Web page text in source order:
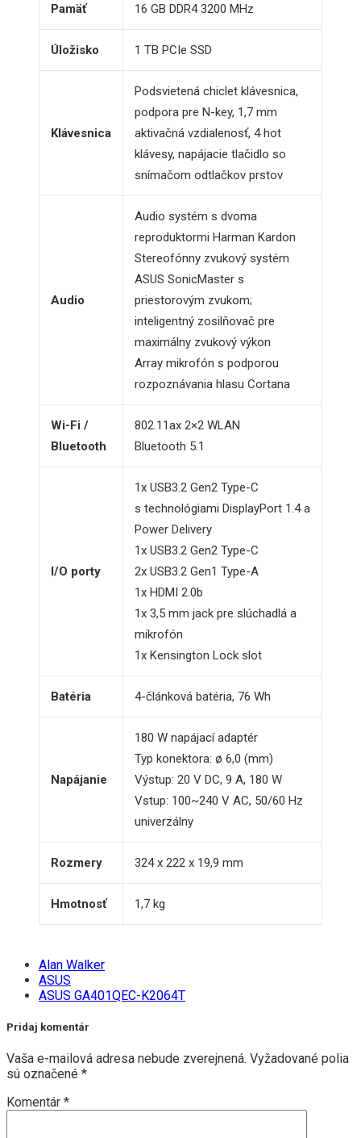
Pamäť 16 GB DDR4 3200 MHz
Úložisko 1 TB PCIe SSD
Klávesnica
Podsvietená chiclet klávesnica,
podpora pre N-key, 1,7 mm
aktivačná vzdialenosť, 4 hot
klávesy, napájacie tlačidlo so
snímačom odtlačkov prstov
Audio
Audio systém s dvoma
reproduktormi Harman Kardon
Stereofónny zvukový systém
ASUS SonicMaster s
priestorovým zvukom;
inteligentný zosilňovač pre
maximálny zvukový výkon
Array mikrofón s podporou
rozpoznávania hlasu Cortana
Wi-Fi /
Bluetooth
802.11ax 2×2 WLAN
Bluetooth 5.1
I/O porty
1x USB3.2 Gen2 Type-C
s technológiami DisplayPort 1.4 a
Power Delivery
1x USB3.2 Gen2 Type-C
2x USB3.2 Gen1 Type-A
1x HDMI 2.0b
1x 3,5 mm jack pre slúchadlá a
mikrofón
1x Kensington Lock slot
Batéria 4-článková batéria, 76 Wh
Napájanie
180 W napájací adaptér
Typ konektora: ø 6,0 (mm)
Výstup: 20 V DC, 9 A, 180 W
Vstup: 100~240 V AC, 50/60 Hz
univerzálny
Rozmery 324 x 222 x 19,9 mm
Hmotnosť 1,7 kg
Alan Walker
ASUS
ASUS GA401QEC-K2064T
Pridaj komentár
Vaša e-mailová adresa nebude zverejnená. Vyžadované polia
sú označené *
Komentár *